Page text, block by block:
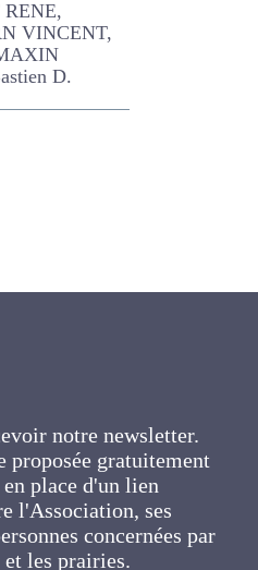
GAËLLE,
proposée
vise la mise en place
entre l'Association,
les personnes
fourragères et les